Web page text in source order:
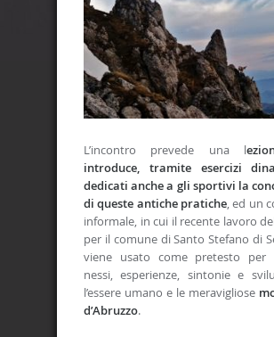
L’incontro prevede una l
introduce, tramite esercizi
dedicati anche a gli sportivi la
di queste antiche pratiche, ed un
informale, in cui il recente lavoro
per il comune di Santo Stefano di
viene usato come pretesto per
nessi, esperienze, sintonie e
l’essere umano e le meravigliose
d’Abruzzo.